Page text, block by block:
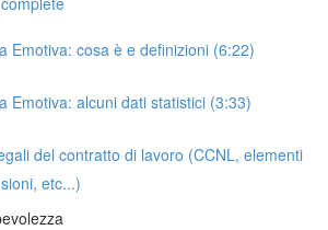
Emotiva: cosa è e definizioni (6:22)
Emotiva: alcuni dati statistici (3:33)
del contratto di lavoro (CCNL, elementi
etc...)